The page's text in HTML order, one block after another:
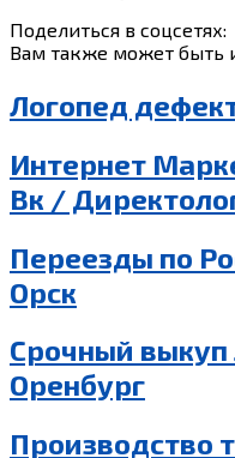
Поделиться в соцсетях:
Вам также может быть
Логопед
Интернет
Вк /
Переезды по
Орск
Срочный
Оренбург
Производство